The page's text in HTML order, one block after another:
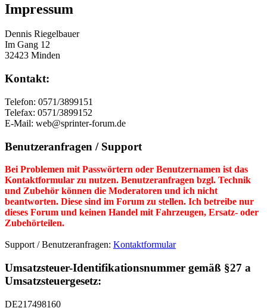
Impressum
Dennis Riegelbauer
Im Gang 12
32423 Minden
Kontakt:
Telefon: 0571/3899151
Telefax: 0571/3899152
E-Mail: web@sprinter-forum.de
Benutzeranfragen / Support
Bei Problemen mit Passwörtern oder Benutzernamen ist das
Kontaktformular zu nutzen. Benutzeranfragen bzgl. Technik
und Zubehör können die Moderatoren und ich nicht
beantworten. Diese sind im Forum zu stellen. Ich betreibe nur
dieses Forum und keinen Handel mit Fahrzeugen, Ersatz- oder
Zubehörteilen.
Support / Benutzeranfragen: Kontaktformular
Umsatzsteuer-Identifikationsnummer gemäß §27 a
Umsatzsteuergesetz:
DE217498160